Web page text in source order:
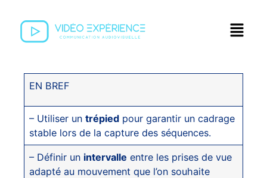
EN BREF
– Utiliser untrépied pour garantir un cadrage
stable lors de la capture des séquences.
– Définir un intervalle entre les prises de vue
adapté au mouvement que l’on souhaite